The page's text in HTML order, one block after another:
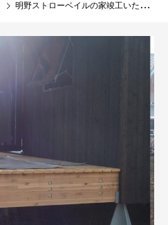
明野ストローベイルの家竣工いたしました。